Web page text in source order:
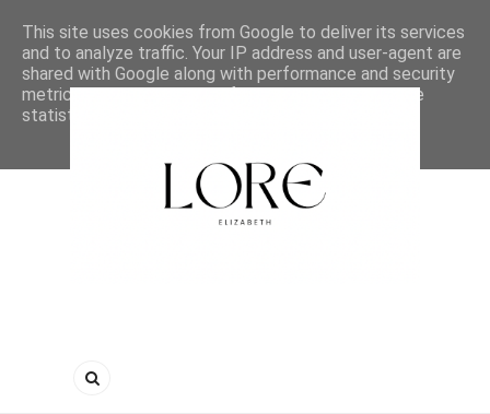
This site uses cookies from Google to deliver its services
and to analyze traffic. Your IP address and user-agent are
shared with Google along with performance and security
metrics to ensure quality of service, generate usage
statistics, and to detect and address abuse.